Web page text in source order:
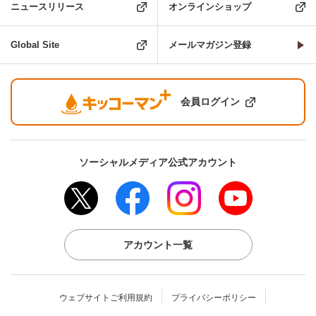
ニュースリリース オンラインショップ
Global Site メールマガジン登録
会員ログイン
ソーシャルメディア公式アカウント
アカウント一覧
ウェブサイトご利用規約 プライバシーポリシー